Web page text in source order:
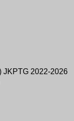
JKPTG 2022-2026